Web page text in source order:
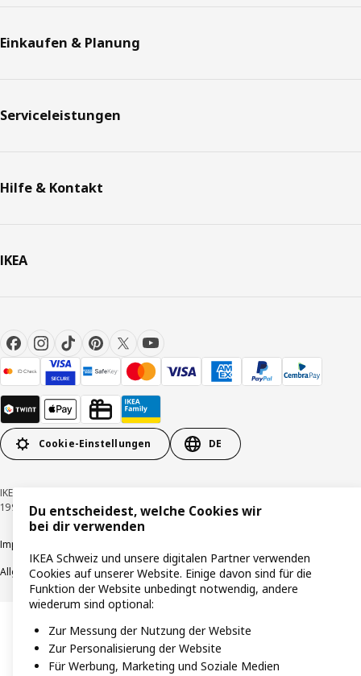
Einkaufen & Planung
Serviceleistungen
Hilfe & Kontakt
IKEA
Cookie-Einstellungen DE
IKEA Schweiz - Müslistrasse 16, 8957 Spreitenbach © Inter IKEA Systems B.V.
1999-2026
Impressum / Datenschutzerklärung
Allgemeine Geschäftsbedingungen
Du entscheidest, welche Cookies wir
bei dir verwenden
IKEA Schweiz und unsere digitalen Partner verwenden
Cookies auf unserer Website. Einige davon sind für die
Funktion der Website unbedingt notwendig, andere
wiederum sind optional:
Zur Messung der Nutzung der Website
Zur Personalisierung der Website
Für Werbung, Marketing und Soziale Medien